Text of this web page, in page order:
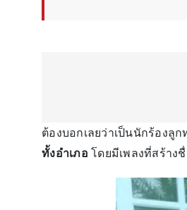
ต้องบอกเลยว่าเป็นนักร้องลู
ทั้งอําเภอ โดยมีเพลงที่สร้าง